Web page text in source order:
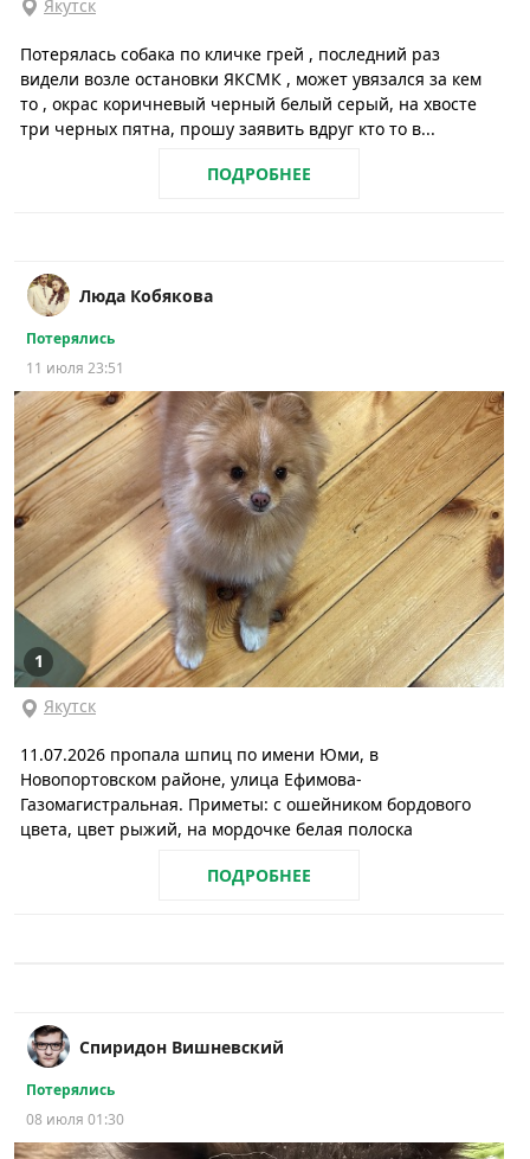
Якутск
Потерялась собака по кличке грей , последний раз
видели возле остановки ЯКСМК , может увязался за кем
то , окрас коричневый черный белый серый, на хвосте
три черных пятна, прошу заявить вдруг кто то в...
ПОДРОБНЕЕ
Люда Кобякова
Потерялись
11 июля 23:51
1
Якутск
11.07.2026 пропала шпиц по имени Юми, в
Новопортовском районе, улица Ефимова-
Газомагистральная. Приметы: с ошейником бордового
цвета, цвет рыжий, на мордочке белая полоска
ПОДРОБНЕЕ
Спиридон Вишневский
Потерялись
08 июля 01:30